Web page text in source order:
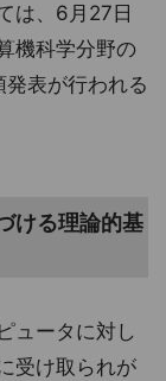
は、6月27日
機科学分野の
表が行われる
ける理論的基
ュータに対し
受け取られが